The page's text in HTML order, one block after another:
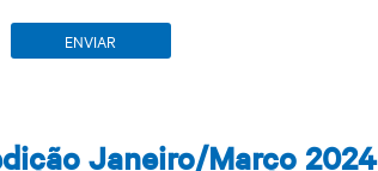
Janeiro/Março 2024